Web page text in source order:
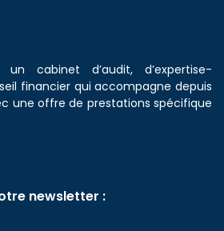
un cabinet d’audit, d’expertise-
financier qui accompagne depuis
une offre de prestations spécifique
newsletter :